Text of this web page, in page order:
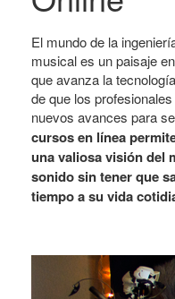
El mundo de la
musical es un paisaje
que avanza la
de que los
nuevos avances para
cursos en línea
una valiosa visión del
sonido sin tener que
tiempo a su vida